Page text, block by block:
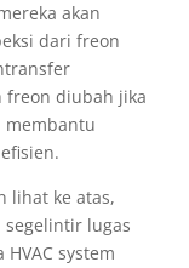
akan
dari freon
freon diubah jika
membantu
lihat ke atas,
lugas
system